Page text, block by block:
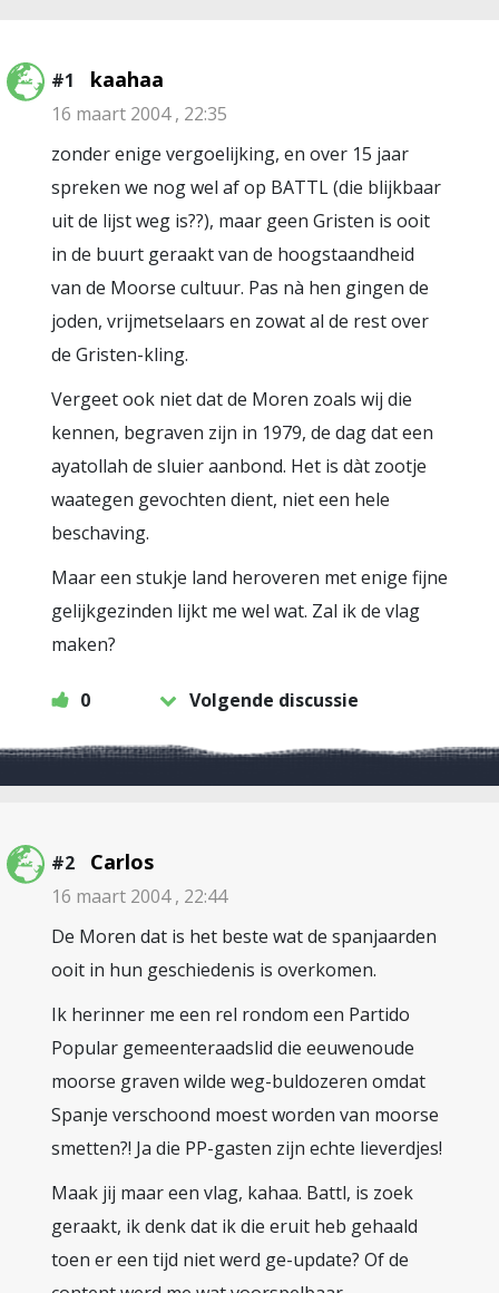
#1 kaahaa
16 maart 2004 , 22:35
zonder enige vergoelijking, en over 15 jaar
spreken we nog wel af op BATTL (die blijkbaar
uit de lijst weg is??), maar geen Gristen is ooit
in de buurt geraakt van de hoogstaandheid
van de Moorse cultuur. Pas nà hen gingen de
joden, vrijmetselaars en zowat al de rest over
de Gristen-kling.
Vergeet ook niet dat de Moren zoals wij die
kennen, begraven zijn in 1979, de dag dat een
ayatollah de sluier aanbond. Het is dàt zootje
waategen gevochten dient, niet een hele
beschaving.
Maar een stukje land heroveren met enige fijne
gelijkgezinden lijkt me wel wat. Zal ik de vlag
maken?
0 Volgende discussie
#2 Carlos
16 maart 2004 , 22:44
De Moren dat is het beste wat de spanjaarden
ooit in hun geschiedenis is overkomen.
Ik herinner me een rel rondom een Partido
Popular gemeenteraadslid die eeuwenoude
moorse graven wilde weg-buldozeren omdat
Spanje verschoond moest worden van moorse
smetten?! Ja die PP-gasten zijn echte lieverdjes!
Maak jij maar een vlag, kahaa. Battl, is zoek
geraakt, ik denk dat ik die eruit heb gehaald
toen er een tijd niet werd ge-update? Of de